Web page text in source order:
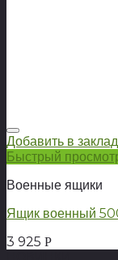
Добавить в
Быстрый
Военные ящики
Ящик военный
3 925 Р